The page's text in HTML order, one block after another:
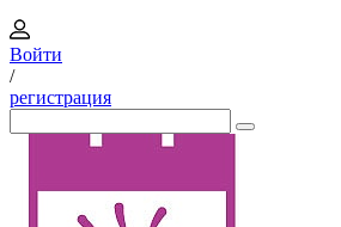
Войти
/
регистрация